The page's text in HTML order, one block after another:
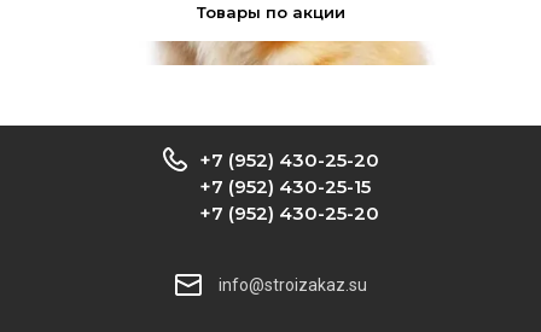
Товары по акции
+7 (952) 430-25-20
+7 (952) 430-25-15
+7 (952) 430-25-20
info@stroizakaz.su